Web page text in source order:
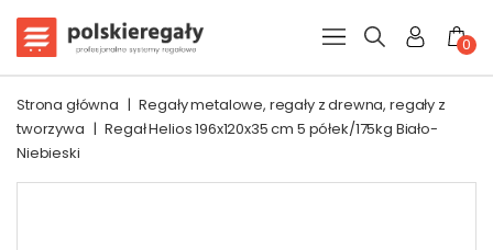
0
Strona główna | Regały metalowe, regały z drewna, regały z
tworzywa | Regał Helios 196x120x35 cm 5 półek/175kg Biało-
Niebieski